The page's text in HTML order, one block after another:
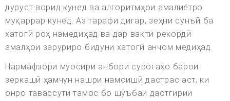
дуруст ворид кунед ва алгоритмҳои амалиётро
муқаррар кунед. Аз тарафи дигар, зеҳни сунъӣ ба
хатогӣ роҳ намедиҳад ва дар вақти рекордӣ
амалҳои заруриро бидуни хатогӣ анҷом медиҳад.
Нармафзори муосири анбори суроғаҳо барои
зеркашӣ ҳамчун нашри намоишӣ дастрас аст, ки
онро тавассути тамос бо шӯъбаи дастгирии